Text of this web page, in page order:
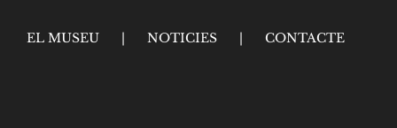
EL MUSEU NOTICIES CONTACTE